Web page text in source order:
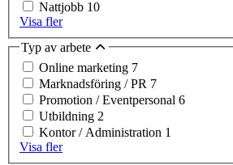
Nattjobb 10
Visa fler
Typ av arbete
Online marketing 7
Marknadsföring / PR 7
Promotion / Eventpersonal 6
Utbildning 2
Kontor / Administration 1
Visa fler